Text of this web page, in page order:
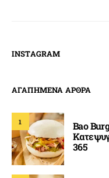
INSTAGRAM
ΑΓΑΠΗΜΕΝΑ ΑΡΘΡΑ
1
Bao
365